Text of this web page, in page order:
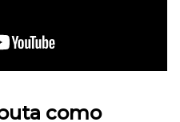
como